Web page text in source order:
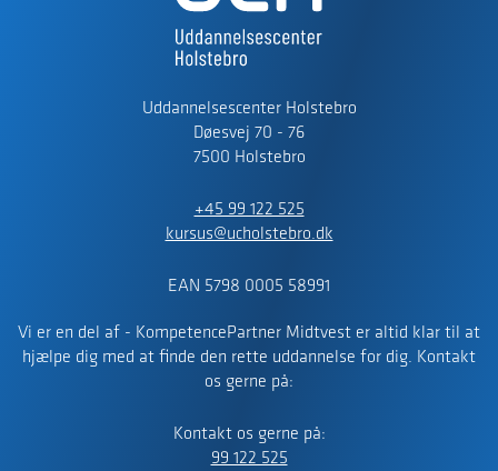
Uddannelsescenter Holstebro
Døesvej 70 - 76
7500 Holstebro
+45 99 122 525
kursus@ucholstebro.dk
EAN 5798 0005 58991
Vi er en del af - KompetencePartner Midtvest er altid klar til at
hjælpe dig med at finde den rette uddannelse for dig. Kontakt
os gerne på:
Kontakt os gerne på:
99 122 525